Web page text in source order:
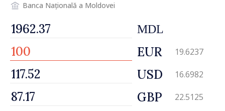
Banca Națională a Moldovei
MDL
EUR 19.6237
USD 16.6982
GBP 22.5125